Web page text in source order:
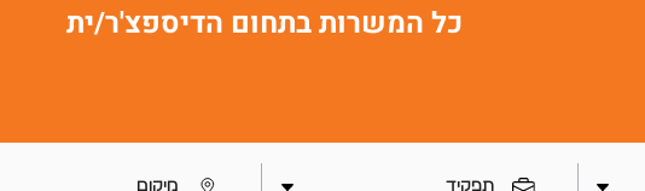
כל המשרות בתחום הדיספצ'ר/ית